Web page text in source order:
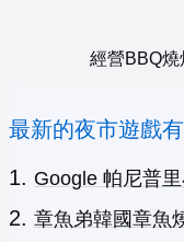
經營BBQ燒
最新的夜市遊戲
Google 帕尼普
章魚弟韓國章魚